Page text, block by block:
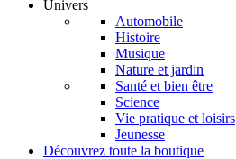
Univers
Automobile
Histoire
Musique
Nature et jardin
Santé et bien être
Science
Vie pratique et loisirs
Jeunesse
Découvrez toute la boutique